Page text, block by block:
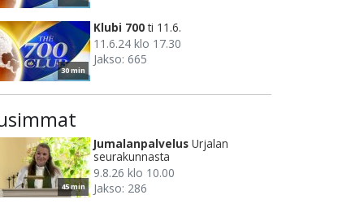
30 min
Klubi 700 ti 11.6.
11.6.24 klo 17.30
Jakso: 665
45 min
Jumalanpalvelus Urjalan
seurakunnasta
9.8.26 klo 10.00
Jakso: 286